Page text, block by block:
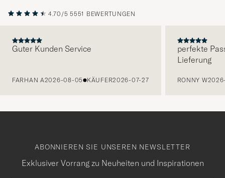
4.70/5 5551 BEWERTUNGEN
Guter Kunden Service
FARHAN A2026-08-05 KÄUFER2026-07-27
perfekte
Lieferung
RONNY W
ABONNIEREN SIE UNSEREN NEWSLETTER
Exklusiver Vorrang zu Neuheiten und Inspirationen